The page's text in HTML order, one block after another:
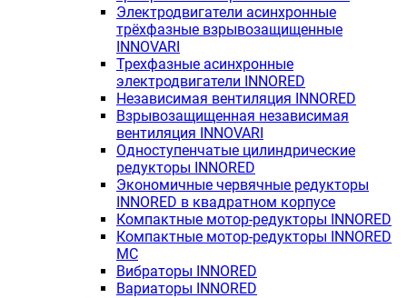
Электродвигатели асинхронные
трёхфазные взрывозащищенные
INNOVARI
Трехфазные асинхронные
электродвигатели INNORED
Независимая вентиляция INNORED
Взрывозащищенная независимая
вентиляция INNOVARI
Одноступенчатые цилиндрические
редукторы INNORED
Экономичные червячные редукторы
INNORED в квадратном корпусе
Компактные мотор-редукторы INNORED
Компактные мотор-редукторы INNORED
MC
Вибраторы INNORED
Вариаторы INNORED